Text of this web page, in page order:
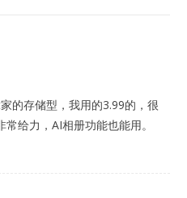
的存储型，我用的3.99的，很
给力，AI相册功能也能用。